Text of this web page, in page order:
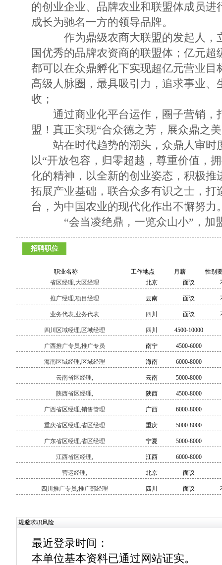
的创业企业、品牌农业和联盟体成员
成长为驰名一方的领导品牌。
作为鼎级农商大联盟的发起人，立
国优秀的品牌农资商的联盟体；亿元
都可以在众鼎孵化下实现超亿元营业目
高级人脉圈，最具吸引力，追求事业、
收；
通过商业化平台运作，圈子营销，
盟！真正实现“合众德之芳，展众鼎之
站在时代趋势的潮头，众鼎人审时
以“开放包容，归零超越，尊重价值，
化的精神，以全新的创业姿态，积极推
拓展产业基础，联合众多有识之士，打
台，为中国农业的现代化作出不懈努力
“会当凌绝鼎，一览众山小”，加盟
招聘职位
职业名称 工作地点 月薪
性别
省区经理,大区经理
北京 面议
推广经理,项目经理 云南 面议
业务代表,业务代表 四川 面议
四川区域经理,区域经理 四川 4500-10000
广西推广专员,推广专员 南宁 4500-6000
海南区域经理,区域经理 海南 6000-8000
云南省区经理, 云南 5000-8000
陕西省区经理, 陕西 4500-8000
广西省区经理,销售管理 广西 6000-8000
重庆省区经理,省区经理 重庆 5000-8000
广东省区经理,省区经理 宁夏 5000-8000
江西省区经理, 江西 6000-8000
营运经理, 北京 面议
四川推广专员,推广部经理 四川 面议
规避求职风险
最近登录时间：
本单位基本资料已通过网站证实。